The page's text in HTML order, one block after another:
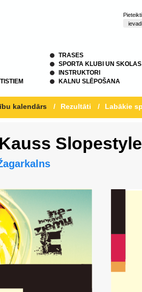
TRASES
SPORTA KLUBI UN SKOLAS
INSTRUKTORI
KALNU SLĒPOŠANA
kalendārs / Rezultāti / Labākie